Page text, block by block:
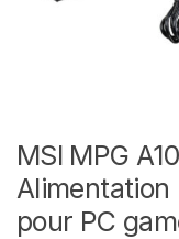
MSI MPG
Alimentation
pour PC